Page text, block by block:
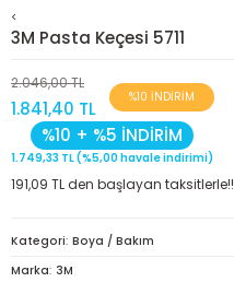
<
3M Pasta Keçesi 5711
2.046,00 TL
1.841,40 TL
%10 İNDİRİM
%10 + %5 İNDİRİM
1.749,33 TL (%5,00 havale indirimi)
191,09 TL den başlayan taksitlerle!!
Kategori Boya / Bakım
Marka 3M